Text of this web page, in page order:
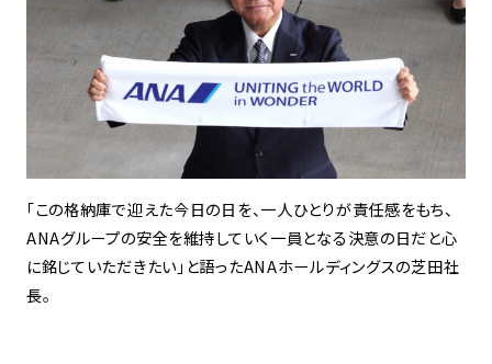
「この格納庫で迎えた今日の日を、一人ひとりが責任感をもち、
ANAグループの安全を維持していく一員となる決意の日だと心
に銘じていただきたい」と語ったANAホールディングスの芝田社
長。